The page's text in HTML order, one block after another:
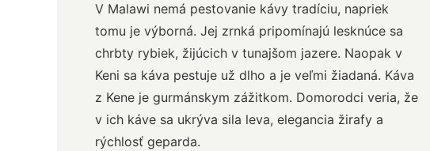
V Malawi nemá pestovanie kávy tradíciu, napriek
tomu je výborná. Jej zrnká pripomínajú lesknúce sa
chrbty rybiek, žijúcich v tunajšom jazere. Naopak v
Keni sa káva pestuje už dlho a je veľmi žiadaná. Káva
z Kene je gurmánskym zážitkom. Domorodci veria, že
v ich káve sa ukrýva sila leva, elegancia žirafy a
rýchlosť geparda.